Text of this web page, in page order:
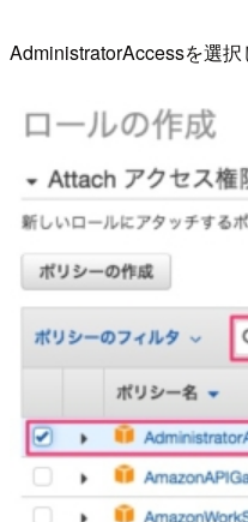
AdministratorAccessを選択